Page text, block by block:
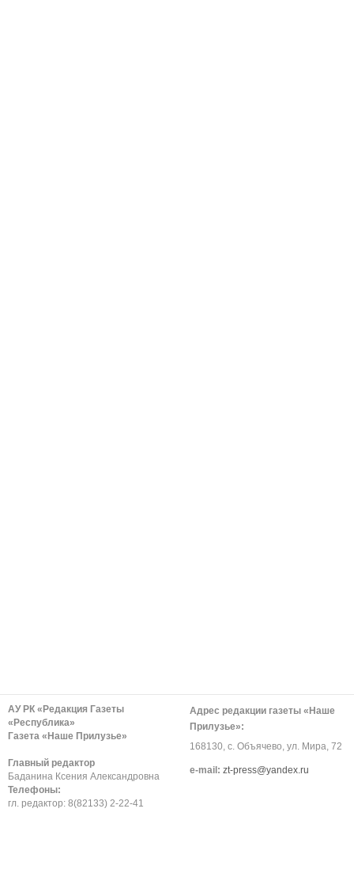
АУ РК «Редакция Газеты
«Республика»
Газета «Наше Прилузье»
Главный редактор
Баданина Ксения Александровна
Телефоны:
гл. редактор: 8(82133) 2-22-41
Адрес редакции газеты «Наше
Прилузье»:
168130, с. Объячево, ул. Мира, 72
е-mail: zt-press@yandex.ru